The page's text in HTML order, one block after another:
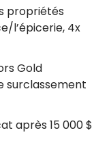
propriétés
l’épicerie, 4x
Gold
surclassement
après 15 000 $